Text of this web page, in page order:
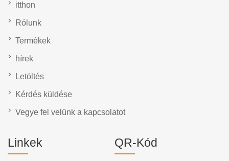
itthon
Rólunk
Termékek
hírek
Letöltés
Kérdés küldése
Vegye fel velünk a kapcsolatot
Linkek QR-Kód